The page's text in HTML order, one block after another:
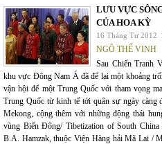
LƯU VỰC
CỦA HOA KỲ
16 Tháng Tư 2012
NGÔ THẾ VINH
Sau Chiến Tranh
khu vực Đông Nam Á đã để lại một khoảng
vận hội để một Trung Quốc với tham vọng
Trung Quốc từ kinh tế tới quân sự ngày càng
Mekong, cộng thêm với những động thái
vùng Biển Đông/ Tibetization of South
B.A. Hamzak, thuộc Viện Hàng hải Mã Lai /